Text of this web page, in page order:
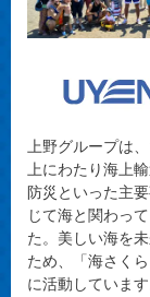
2025.08.14
お申込みください
2026.05.28
【第14回オンライ
ショー！参加募
どなたでも参加
い。
2026.05.14
上野グループは
上にわたり海上
防災といった主
じて海と関わっ
た。美しい海を
ため、「海さく
に活動しています